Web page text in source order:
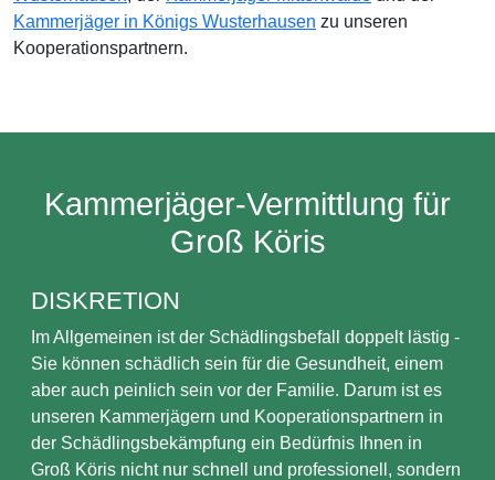
Kammerjäger in Königs Wusterhausen zu unseren
Kooperationspartnern.
Kammerjäger-Vermittlung für
Groß Köris
DISKRETION
Im Allgemeinen ist der Schädlingsbefall doppelt lästig -
Sie können schädlich sein für die Gesundheit, einem
aber auch peinlich sein vor der Familie. Darum ist es
unseren Kammerjägern und Kooperationspartnern in
der Schädlingsbekämpfung ein Bedürfnis Ihnen in
Groß Köris nicht nur schnell und professionell, sondern